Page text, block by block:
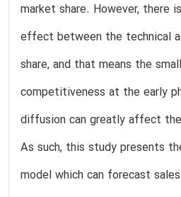
market share. However, there
effect between the technical
share, and that means the
competitiveness at the early
diffusion can greatly affect
As such, this study presents
model which can forecast